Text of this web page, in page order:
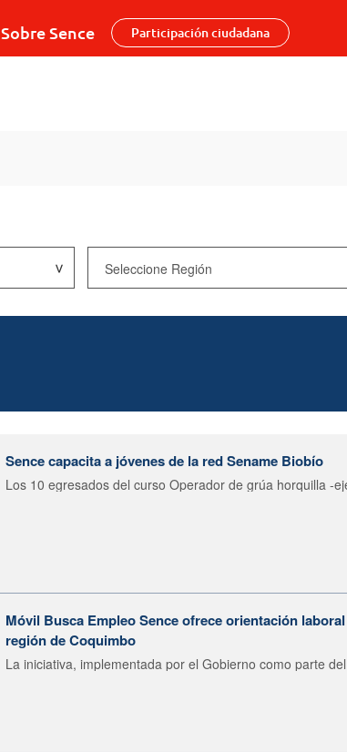
Sobre Sence Participación ciudadana
Sence capacita a jóvenes de la red Sename Biobío
Los 10 egresados del curso Operador de grúa horquilla -
Móvil Busca Empleo Sence ofrece orientación
región de Coquimbo
La iniciativa, implementada por el Gobierno como parte